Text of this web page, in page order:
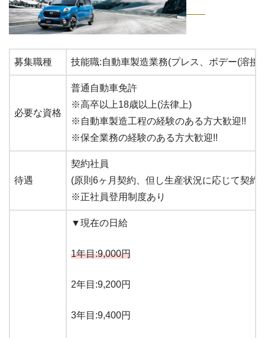
募集職種 技能職:自動車製造業務(プレス、ボデー(溶接
必要な資格
普通自動車免許
※高卒以上18歳以上(法律上)
※自動車製造工程の経験のある方大歓迎!!
※保全業務の経験のある方大歓迎!!
待遇
契約社員
(原則6ヶ月契約、但し生産状況に応じて契約
※正社員登用制度あり
▼現在の日給
1年目:9,000円
2年目:9,200円
3年目:9,400円